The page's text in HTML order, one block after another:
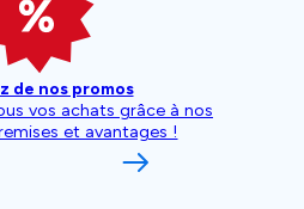
de nos promos
vos achats grâce à nos
et avantages !